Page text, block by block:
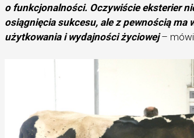
o funkcjonalności. Oczywiście eksterier
osiągnięcia sukcesu, ale z pewnością ma
użytkowania i wydajności życiowej– mówi